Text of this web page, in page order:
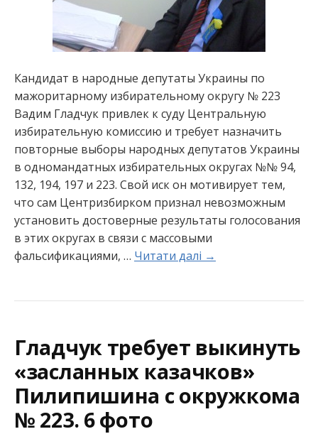
Кандидат в народные депутаты Украины по
мажоритарному избирательному округу № 223
Вадим Гладчук привлек к суду Центральную
избирательную комиссию и требует назначить
повторные выборы народных депутатов Украины
в одномандатных избирательных округах №№ 94,
132, 194, 197 и 223. Свой иск он мотивирует тем,
что сам Центризбирком признал невозможным
установить достоверные результаты голосования
в этих округах в связи с массовыми
фальсификациями, … Читати далі →
Гладчук требует выкинуть
«засланных казачков»
Пилипишина с окружкома
№ 223. 6 фото